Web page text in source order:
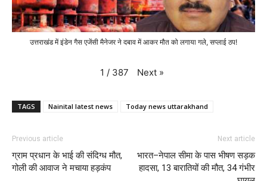
उत्तराखंड में इंडेन गैस एजेंसी मैनेजर ने दबाव में आकर मौत को लगाया गले, सप्लाई ठप!
1 / 387 Next »
TAGS Nainital latest news Today news uttarakhand
Previous article
ग्राम प्रधान के भाई की संदिग्ध मौत,
गोली की आवाज ने मचाया हड़कंप
Next article
भारत–नेपाल सीमा के पास भीषण सड़क
हादसा, 13 बारातियों की मौत, 34 गंभीर